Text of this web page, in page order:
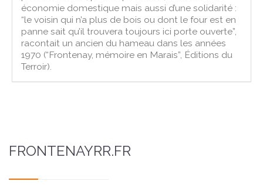
économie domestique mais aussi d’une solidarité :
“le voisin qui n’a plus de bois ou dont le four est en
panne sait qu’il trouvera toujours ici porte ouverte”,
racontait un ancien du hameau dans les années
1970 (“Frontenay, mémoire en Marais”, Éditions du
Terroir).
FRONTENAYRR.FR